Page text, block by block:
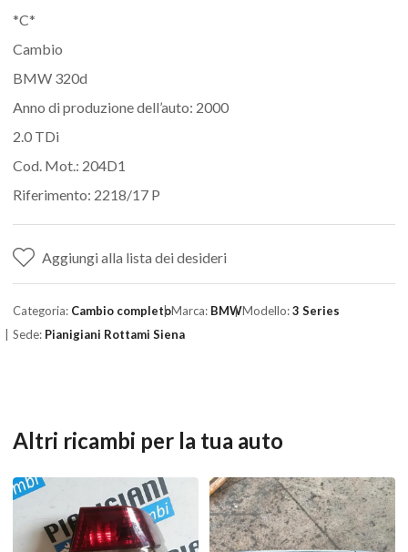
*C*
Cambio
BMW 320d
Anno di produzione dell’auto: 2000
2.0 TDi
Cod. Mot.: 204D1
Riferimento: 2218/17 P
Aggiungi alla lista dei desideri
Categoria: Cambio completoMarca: BMWModello:3 Series
Sede: Pianigiani Rottami Siena
Altri ricambi per la tua auto